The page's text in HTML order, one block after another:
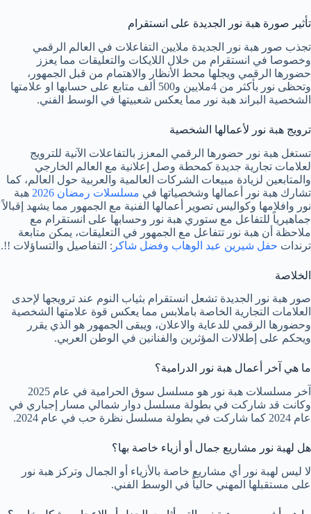
تأثير صورة هبة نور الجديدة على انستقرام
تجذب صور هبة نور الجديدة ملايين التفاعلات في العالم الرقمي
وخصوصا في انستقرام من خلال اللايكات والتعليقات مما يعزز
حضورها الرقمي ويجلها محط الأنظار والاهتمام من قبل الجمهور،
وتحظى نور بأكثر من 4ملايين و500 ألف متابع على حسابها او علامتها
الشخصية البراند هبة نور مما يعكس شعبيتها في الوسط الفني.
ترويج هبة نور لأعمالها الشخصية
تستغل هبة نور حضورها الرقمي المعزز بالتفاعلات الآنية للترويج
لعلامات تجارية جديدة كمحطة وصل إعلانية مع العالم الخارجي
والمتابعين لزيادة مبيعات الشركات العالمية والعربية حول العالم، كما
تشارك هبة نور أعمالها وشخصياتها في مسلسلات رمضان 2026
هبة
نور وافلامها وكواليس تصوير أعمالها الفنية مع الجمهور مما يشهد إقبالاً
جماهيرياً للتفاعل مع ستوري هبة نور وحسابها على انستقرام مع
ملاحظة أن هبة نور تتفاعل مع الجمهور في التعليقات، يمكن متابعة
ترندات حفل شيرين عبد الوهاب وفضل شاكر : التفاصيل والتساؤلات !!.
الخلاصة
صور هبة نور الجديدة تشعل انستقرام بثياب النوم عند ترويجها لإحدى
العلامات التجارية الخاصة باملابس مما يعكس قوة علامتها الشخصية
وحضورها الرقمي للدعاية والاعلان، ويبقى الجمهور هو الذي يقرر
ويحكم على إطلالات المؤثرين والفنانين في الوطن العربي.
ما هي آخر أعمال هبة نور الدرامية؟
آخر مسلسلات هبة نور هو مسلسل سوق الحرامية في عام 2025
وكانت قد شاركت في بطولة مسلسل دوار شمالي مسار إجباري في
عام 2024 كما شاركت في بطولة مسلسل نظرة حب في عام 2024.
هل لهبة نور مشاريع جمال أو أزياء خاصة بها؟
لا ليس لهبة نور أي مشاريع خاصة بالأزياء أو الجمال وتركز هبة نور
على مستقبلها المهني حالياً في الوسط الفني.